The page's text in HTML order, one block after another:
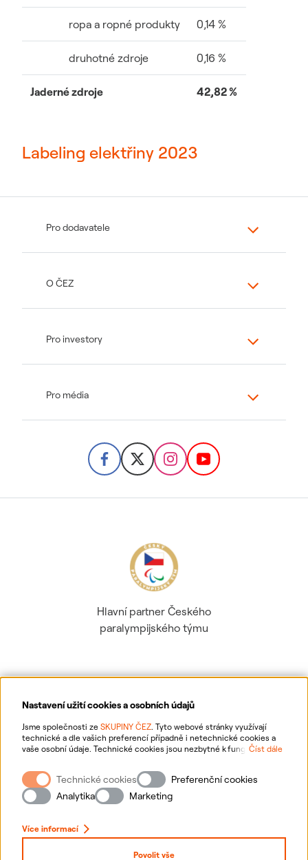
Nastavení užití cookies a osobních údajů
Jsme společnosti ze SKUPINY ČEZ. Tyto webové stránky využívají
technické a dle vašich preferencí případně i netechnické cookies a
vaše osobní údaje. Technické cookies jsou nezbytné k fungování
webové stránky vašim preferencím, k personalizaci reklam a analytice.
Pro sběr a zpracování netechnických cookies a vašich osobních údajů
nám můžete udělit souhlas. Bližší informace o vašich právech,
zpracování osobních údajů, včetně možnosti odvolání udělených
Číst dále
Technické cookies
Preferenční cookies
Analytika
Marketing
Více informací
Povolit vše
ropa a ropné produkty 0,14 %
druhotné zdroje 0,16 %
Jaderné zdroje 42,82 %
Labeling elektřiny 2023
Pro dodavatele
O ČEZ
Pro investory
Pro média
Hlavní partner Českého
paralympijského týmu
Ochrana osobních údajů
Informace o webu
Nastavení cookies
Přihlásit se